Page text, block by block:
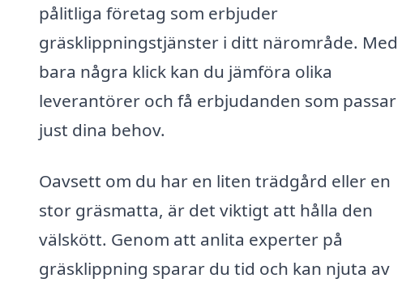
pålitliga företag som erbjuder
gräsklippningstjänster i ditt närområde. Med
bara några klick kan du jämföra olika
leverantörer och få erbjudanden som passar
just dina behov.
Oavsett om du har en liten trädgård eller en
stor gräsmatta, är det viktigt att hålla den
välskött. Genom att anlita experter på
gräsklippning sparar du tid och kan njuta av